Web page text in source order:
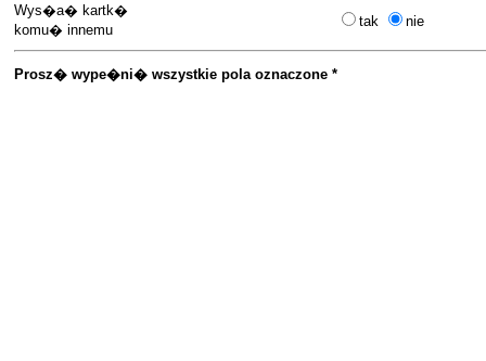
Wys�a� kartk�
komu� innemu
tak nie
Prosz� wype�ni� wszystkie pola oznaczone *